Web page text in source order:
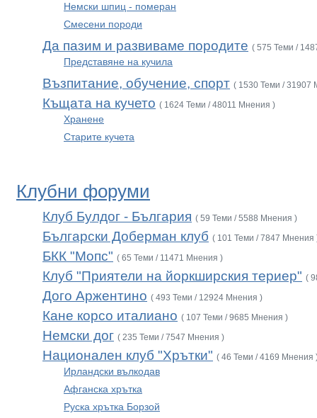
Немски шпиц - померан
Смесени породи
Да пазим и развиваме породите ( 575 Теми /
Представяне на кучила
Възпитание, обучение, спорт ( 1530 Теми / 31907
Къщата на кучето ( 1624 Теми / 48011 Мнения )
Хранене
Старите кучета
Клубни форуми
Клуб Булдог - България ( 59 Теми / 5588 Мнения )
Български Доберман клуб ( 101 Теми / 7847 Мнения
БКК "Мопс" ( 65 Теми / 11471 Мнения )
Клуб "Приятели на йоркширския териер" (
Дого Аржентино ( 493 Теми / 12924 Мнения )
Кане корсо италиано ( 107 Теми / 9685 Мнения )
Немски дог ( 235 Теми / 7547 Мнения )
Национален клуб "Хрътки" ( 46 Теми / 4169 Мнения
Ирландски вълкодав
Афганска хрътка
Руска хрътка Борзой